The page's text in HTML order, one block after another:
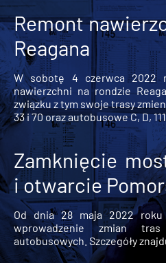
Remont
Reagana
W sobotę 4 czerwca 2022
nawierzchni na rondzie
związku z tym swoje trasy
33 i 70 oraz autobusowe C, D,
Zamknięcie
i otwarcie
Od dnia 28 maja 2022 roku
wprowadzenie zmian
autobusowych. Szczegóły